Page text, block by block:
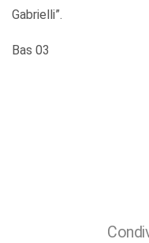
Gabrielli”.
Bas 03